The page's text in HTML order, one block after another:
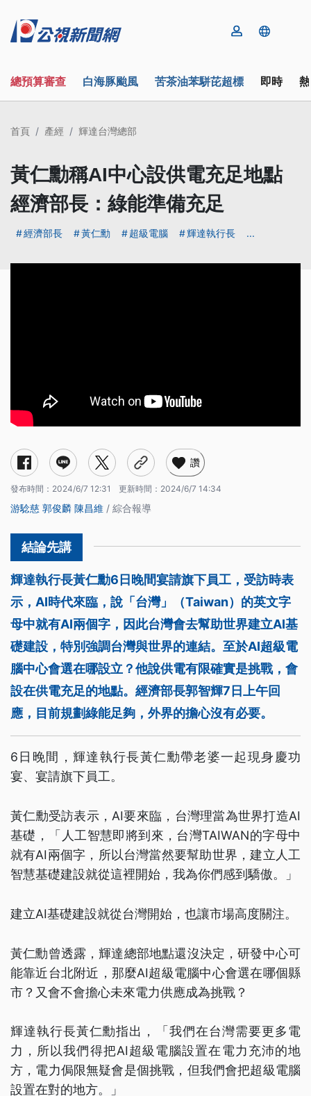
總預算審查 白海豚颱風 苦茶油苯駢芘超標 即時
首頁 產經 輝達台灣總部
黃仁勳稱AI中心設供電充足地點
經濟部長：綠能準備充足
經濟部長 黃仁勳 超級電腦 輝達執行長 ...
讚
發布時間： 2024/6/7 12:31 更新時間： 2024/6/7 14:34
游騐慈 郭俊麟 陳昌維 / 綜合報導
輝達執行長黃仁勳6日晚間宴請旗下員工，受訪時表
示，AI時代來臨，說「台灣」（Taiwan）的英文字
母中就有AI兩個字，因此台灣會去幫助世界建立AI基
礎建設，特別強調台灣與世界的連結。至於AI超級電
腦中心會選在哪設立？他說供電有限確實是挑戰，會
設在供電充足的地點。經濟部長郭智輝7日上午回
應，目前規劃綠能足夠，外界的擔心沒有必要。
6日晚間，輝達執行長黃仁勳帶老婆一起現身慶功
宴、宴請旗下員工。
黃仁勳受訪表示，AI要來臨，台灣理當為世界打造AI
基礎，「人工智慧即將到來，台灣TAIWAN的字母中
就有AI兩個字，所以台灣當然要幫助世界，建立人工
智慧基礎建設就從這裡開始，我為你們感到驕傲。」
建立AI基礎建設就從台灣開始，也讓市場高度關注。
黃仁勳曾透露，輝達總部地點還沒決定，研發中心可
能靠近台北附近，那麼AI超級電腦中心會選在哪個縣
市？又會不會擔心未來電力供應成為挑戰？
輝達執行長黃仁勳指出，「我們在台灣需要更多電
力，所以我們得把AI超級電腦設置在電力充沛的地
方，電力侷限無疑會是個挑戰，但我們會把超級電腦
設置在對的地方。」